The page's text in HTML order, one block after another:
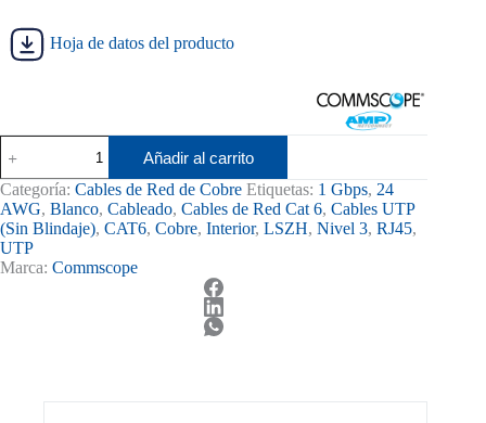
Hoja de datos del producto
UTP
Cat6
Commscope
LSZH
Nivel
3
1427077-
Añadir al carrito
Categoría: Cables de Red de Cobre Etiquetas: 1 Gbps, 24
AWG, Blanco, Cableado, Cables de Red Cat 6, Cables UTP
(Sin Blindaje), CAT6, Cobre, Interior, LSZH, Nivel 3, RJ45,
UTP
Marca: Commscope